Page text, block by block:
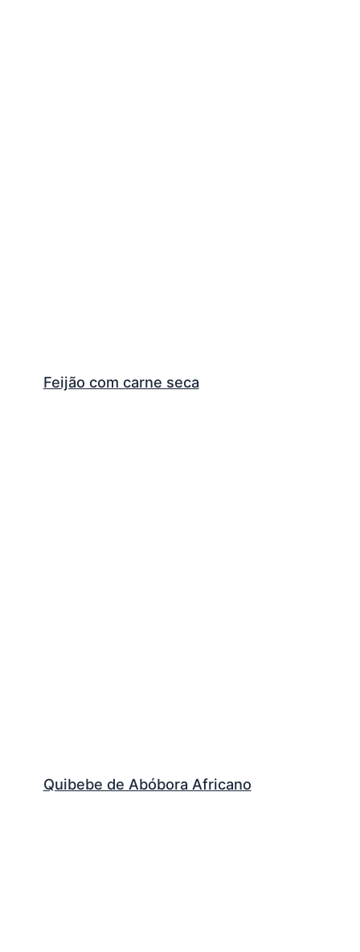
Feijão com carne seca
Quibebe de Abóbora Africano